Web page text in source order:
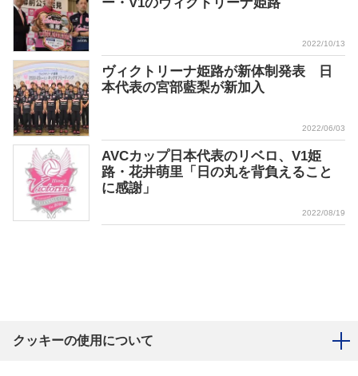
2022/10/13
ヴィクトリーナ姫路が新体制発表 日
本代表の宮部藍梨が新加入
2022/06/03
AVCカップ日本代表のリベロ、V1姫
路・花井萌里「日の丸を背負えること
に感謝」
2022/08/19
クッキーの使用について